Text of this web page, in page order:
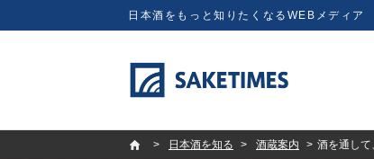
日本酒をもっと知りたくなるWEBメディア
SAKETIMES
日本酒を知る
酒蔵案内 酒を通し